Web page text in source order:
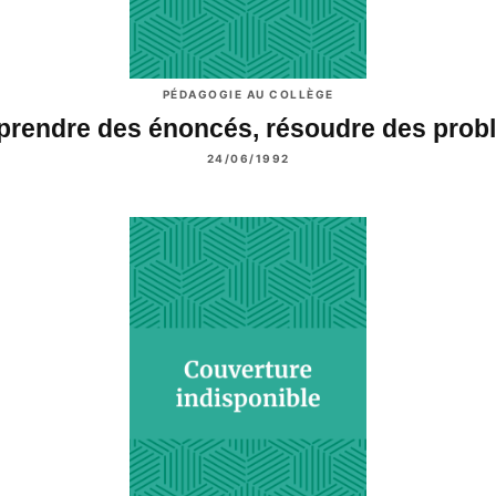
PÉDAGOGIE AU COLLÈGE
des énoncés, résoudre des
24/06/1992